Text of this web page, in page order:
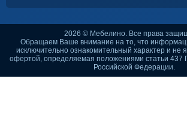
2026 © Мебелино. Все права
Обращаем Ваше внимание на то, что
исключительно ознакомительный характер и не
офертой, определяемая положениями статьи 437
Российской Федерации.